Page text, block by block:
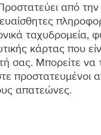
από
ταχυδρομεία,
κάρτας που
σας. Μπορείτε να
προστατευμένοι
απατεώνες.